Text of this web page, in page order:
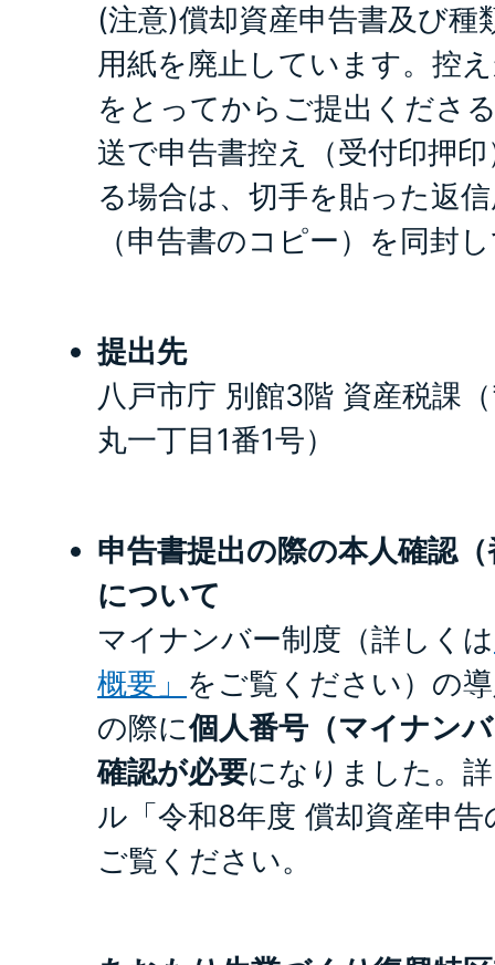
(注意)償却資産申告書及び種
用紙を廃止しています。控
をとってからご提出くださ
送で申告書控え（受付印押
る場合は、切手を貼った返
（申告書のコピー）を同封
提出先
八戸市庁 別館3階 資産税課
丸一丁目1番1号）
申告書提出の際の本人確認
について
マイナンバー制度（詳しくは
概要」 をご覧ください）の
の際に個人番号（マイナン
確認が必要になりました。
ル「令和8年度 償却資産申
ご覧ください。